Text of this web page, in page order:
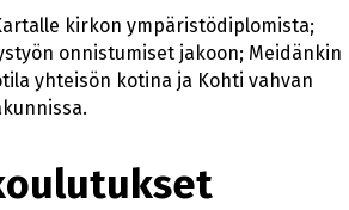
kirkon ympäristödiplomista;
onnistumiset jakoon; Meidänkin
yhteisön kotina ja Kohti vahvan